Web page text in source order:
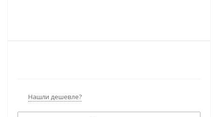
Нашли дешевле?